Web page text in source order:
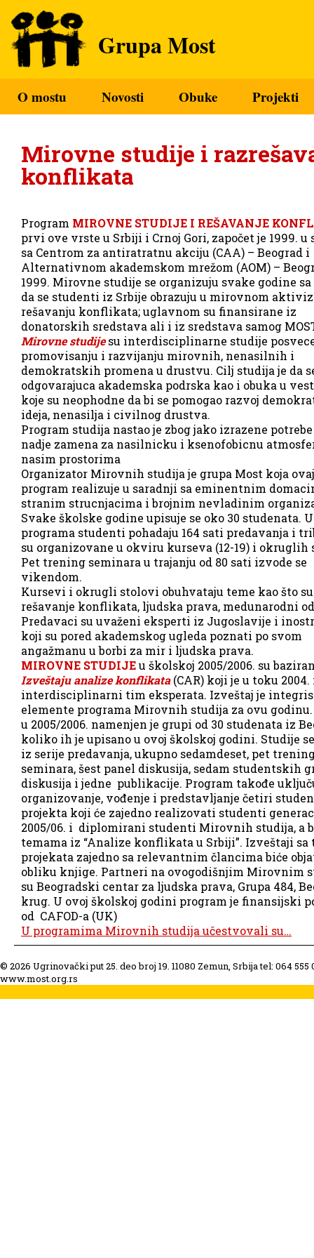
Grupa Most
O mostu Novosti Obuke Projekti
Mirovne studije i
konflikata
Program MIROVNE STUDIJE I REŠAVANJE
prvi ove vrste u Srbiji i Crnoj Gori, započet je 1999. u
sa Centrom za antiratratnu akciju (CAA) – Beograd i
Alternativnom akademskom mrežom (AOM) –
1999. Mirovne studije se organizuju svake godine
da se studenti iz Srbije obrazuju u mirovnom
rešavanju konflikata; uglavnom su finansirane iz
donatorskih sredstava ali i iz sredstava samog
Mirovne studijesu interdisciplinarne studije
promovisanju i razvijanju mirovnih, nenasilnih i
demokratskih promena u drustvu. Cilj studija je da
odgovarajuca akademska podrska kao i obuka u
koje su neophodne da bi se pomogao razvoj
ideja, nenasilja i civilnog drustva.
Program studija nastao je zbog jako izrazene potrebe
nadje zamena za nasilnicku i ksenofobicnu
nasim prostorima
Organizator Mirovnih studija je grupa Most koja ovaj
program realizuje u saradnji sa eminentnim
stranim strucnjacima i brojnim nevladinim
Svake školske godine upisuje se oko 30 studenata.
programa studenti pohadaju 164 sati predavanja i
su organizovane u okviru kurseva (12-19) i okruglih
Pet trening seminara u trajanju od 80 sati izvode se
vikendom.
Kursevi i okrugli stolovi obuhvataju teme kao što
rešavanje konflikata, ljudska prava, medunarodni
Predavaci su uvaženi eksperti iz Jugoslavije i
koji su pored akademskog ugleda poznati po svom
angažmanu u borbi za mir i ljudska prava.
MIROVNE STUDIJEu školskoj 2005/2006. su
Izveštaju analize konflikata(CAR) koji je u toku
interdisciplinarni tim eksperata. Izveštaj je
elemente programa Mirovnih studija za ovu
u 2005/2006. namenjen je grupi od 30 studenata iz
koliko ih je upisano u ovoj školskoj godini. Studije
iz serije predavanja, ukupno sedamdeset, pet
seminara, šest panel diskusija, sedam studentskih
diskusija i jedne publikacije. Program takođe
organizovanje, vođenje i predstavljanje četiri
projekta koji će zajedno realizovati studenti
2005/06. i diplomirani studenti Mirovnih studija, a
temama iz “Analize konflikata u Srbiji”. Izveštaji sa
projekata zajedno sa relevantnim člancima biće
obliku knjige. Partneri na ovogodišnjim Mirovnim
su Beogradski centar za ljudska prava, Grupa 484,
krug. U ovoj školskoj godini program je finansijski
od CAFOD-a (UK)
U programima Mirovnih studija učestvovali su…
© 2026 Ugrinovački put 25. deo broj 19. 11080 Zemun, Srbija tel: 064 555
www.most.org.rs